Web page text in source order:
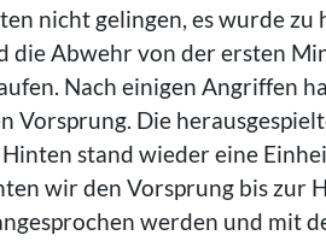
nicht gelingen, es wurde zu
Abwehr von der ersten
Nach einigen Angriffen
Vorsprung. Die
stand wieder eine
wir den Vorsprung bis zur
werden und mit